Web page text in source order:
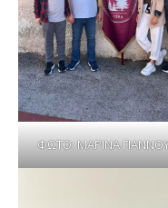
ΦΩΤΟ: ΜΑΡΙΝΑ